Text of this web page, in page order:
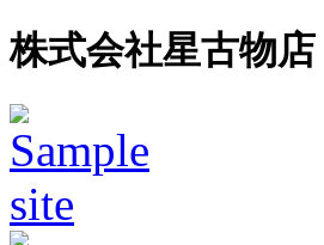
株式会社星古物店